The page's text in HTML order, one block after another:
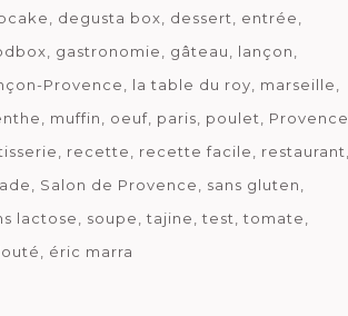
degusta box dessert
entrée
gastronomie gâteau
lançon
Provence
la table du roy
marseille
muffin oeuf paris poulet
Provence
recette recette facile
restaurant
Salon de Provence
sans gluten
lactose
soupe tajine test
tomate
éric marra